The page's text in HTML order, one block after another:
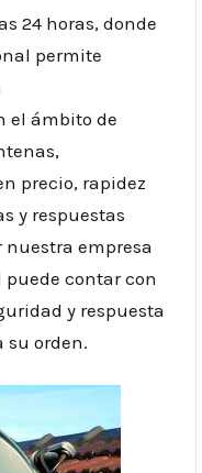
24 horas, donde
permite
el ámbito de
precio, rapidez
y respuestas
empresa
contar con
y respuesta
su orden.